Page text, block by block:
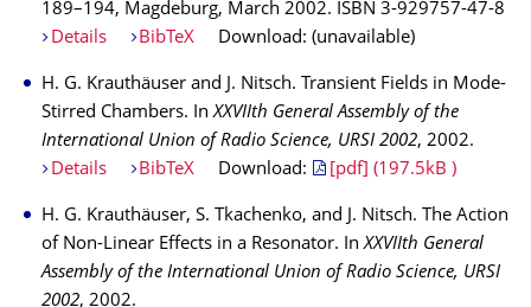
189–194, Magdeburg, March 2002. ISBN 3-929757-47-8
Details
BibTeX Download: (unavailable)
H. G. Krauthäuser and J. Nitsch. Transient Fields in Mode-
Stirred Chambers. InXXVIIth General Assembly of the
International Union of Radio Science, URSI 2002, 2002.
Details
BibTeX Download: [pdf] (197.5kB )
H. G. Krauthäuser, S. Tkachenko, and J. Nitsch. The Action
of Non-Linear Effects in a Resonator. InXXVIIth General
Assembly of the International Union of Radio Science, URSI
2002, 2002.